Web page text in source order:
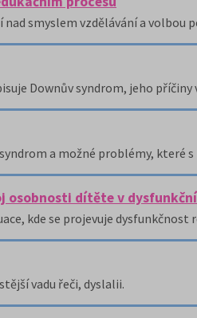
nad smyslem vzdělávání a volbou
Downův syndrom, jeho
a možné problémy, které s
osobnosti dítěte v
kde se projevuje
vadu řeči, dyslalii.